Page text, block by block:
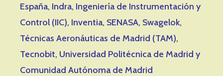
España, Indra, Ingeniería de Instrumentación y
Control (IIC), Inventia, SENASA, Swagelok,
Técnicas Aeronáuticas de Madrid (TAM),
Tecnobit, Universidad Politécnica de Madrid y
Comunidad Autónoma de Madrid